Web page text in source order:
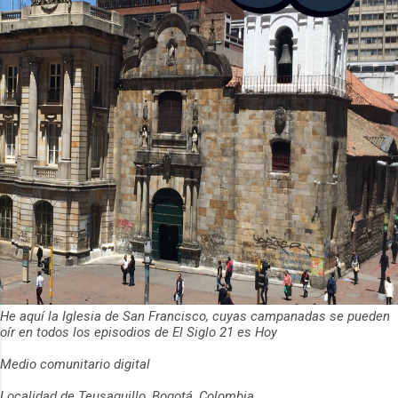
He aquí la Iglesia de San Francisco, cuyas campanadas se pueden
oír en todos los episodios de El Siglo 21 es Hoy
Medio comunitario digital